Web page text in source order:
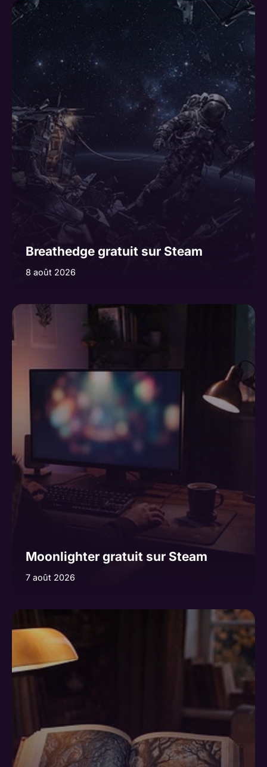
Breathedge gratuit sur Steam
8 août 2026
Moonlighter gratuit sur Steam
7 août 2026